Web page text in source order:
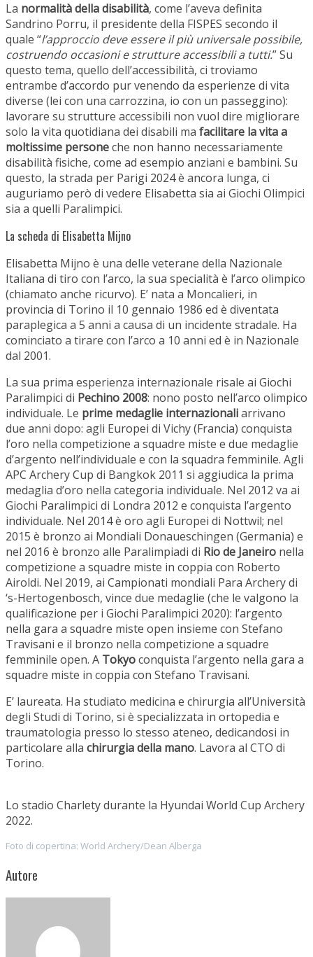
La normalità della disabilità, come l’aveva definita
Sandrino Porru, il presidente della FISPES secondo il
quale “l’approccio deve essere il più universale possibile,
costruendo occasioni e strutture accessibili a tutti.” Su
questo tema, quello dell’accessibilità, ci troviamo
entrambe d’accordo pur venendo da esperienze di vita
diverse (lei con una carrozzina, io con un passeggino):
lavorare su strutture accessibili non vuol dire migliorare
solo la vita quotidiana dei disabili ma facilitare la vita a
moltissime personeche non hanno necessariamente
disabilità fisiche, come ad esempio anziani e bambini. Su
questo, la strada per Parigi 2024 è ancora lunga, ci
auguriamo però di vedere Elisabetta sia ai Giochi Olimpici
sia a quelli Paralimpici.
La scheda di Elisabetta Mijno
Elisabetta Mijno è una delle veterane della Nazionale
Italiana di tiro con l’arco, la sua specialità è l’arco olimpico
(chiamato anche ricurvo). E’ nata a Moncalieri, in
provincia di Torino il 10 gennaio 1986 ed è diventata
paraplegica a 5 anni a causa di un incidente stradale. Ha
cominciato a tirare con l’arco a 10 anni ed è in Nazionale
dal 2001.
La sua prima esperienza internazionale risale ai Giochi
Paralimpici di Pechino 2008: nono posto nell’arco olimpico
individuale. Le prime medaglie internazionaliarrivano
due anni dopo: agli Europei di Vichy (Francia) conquista
l’oro nella competizione a squadre miste e due medaglie
d’argento nell’individuale e con la squadra femminile. Agli
APC Archery Cup di Bangkok 2011 si aggiudica la prima
medaglia d’oro nella categoria individuale. Nel 2012 va ai
Giochi Paralimpici di Londra 2012 e conquista l’argento
individuale. Nel 2014 è oro agli Europei di Nottwil; nel
2015 è bronzo ai Mondiali Donaueschingen (Germania) e
nel 2016 è bronzo alle Paralimpiadi di Rio de Janeiro nella
competizione a squadre miste in coppia con Roberto
Airoldi. Nel 2019, ai Campionati mondiali Para Archery di
‘s-Hertogenbosch, vince due medaglie (che le valgono la
qualificazione per i Giochi Paralimpici 2020): l’argento
nella gara a squadre miste open insieme con Stefano
Travisani e il bronzo nella competizione a squadre
femminile open. A Tokyoconquista l’argento nella gara a
squadre miste in coppia con Stefano Travisani.
E’ laureata. Ha studiato medicina e chirurgia all’Università
degli Studi di Torino, si è specializzata in ortopedia e
traumatologia presso lo stesso ateneo, dedicandosi in
particolare alla chirurgia della mano. Lavora al CTO di
Torino.
Lo stadio Charlety durante la Hyundai World Cup Archery
2022.
Foto di copertina: World Archery/Dean Alberga
Autore